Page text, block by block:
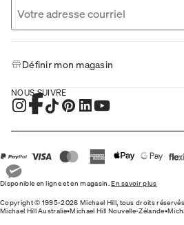
Définir mon magasin
NOUS SUIVRE
Disponible en ligne et en magasin.En savoir plus
Copyright © 1995-2026 Michael Hill, tous droits
Michael Hill Australie•Michael Hill Nouvelle-Zélande•